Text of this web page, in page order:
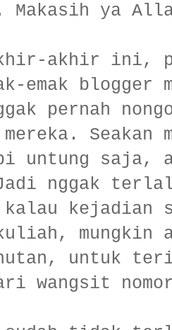
Makasih ya
akhir ini,
emak
pernah
Seakan
untung saja,
nggak
kalau
mungkin
untuk
wangsit